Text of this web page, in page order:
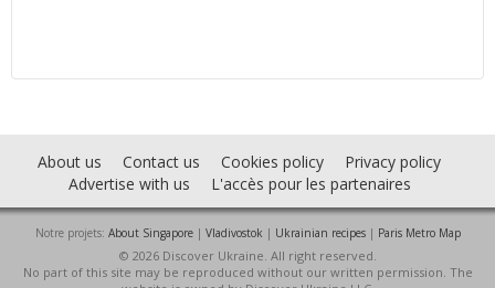
About us Contact us Cookies policy
Privacy policy
Advertise with us
L'accès pour les partenaires
Notre projets: About Singapore| Vladivostok | Ukrainian recipes| Paris Metro Map
© 2026 Discover Ukraine. All right reserved.
No part of this site may be reproduced without our written permission. The